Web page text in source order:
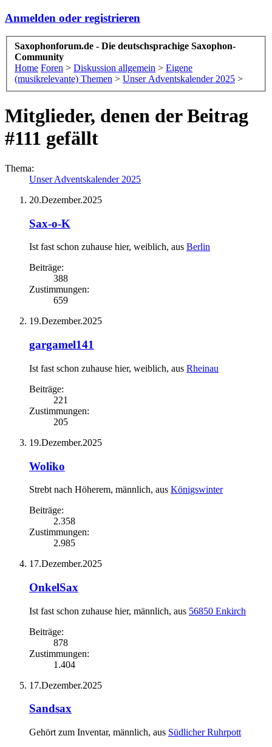
Anmelden oder registrieren
Saxophonforum.de - Die deutschsprachige Saxophon-
Community
Home Foren > Diskussion allgemein > Eigene
(musikrelevante) Themen > Unser Adventskalender 2025 >
Mitglieder, denen der Beitrag
#111 gefällt
Thema:
Unser Adventskalender 2025
20.Dezember.2025
Sax-o-K
Ist fast schon zuhause hier, weiblich, aus Berlin
Beiträge:
388
Zustimmungen:
659
19.Dezember.2025
gargamel141
Ist fast schon zuhause hier, weiblich, aus Rheinau
Beiträge:
221
Zustimmungen:
205
19.Dezember.2025
Woliko
Strebt nach Höherem, männlich, aus Königswinter
Beiträge:
2.358
Zustimmungen:
2.985
17.Dezember.2025
OnkelSax
Ist fast schon zuhause hier, männlich, aus 56850 Enkirch
Beiträge:
878
Zustimmungen:
1.404
17.Dezember.2025
Sandsax
Gehört zum Inventar, männlich, aus Südlicher Ruhrpott